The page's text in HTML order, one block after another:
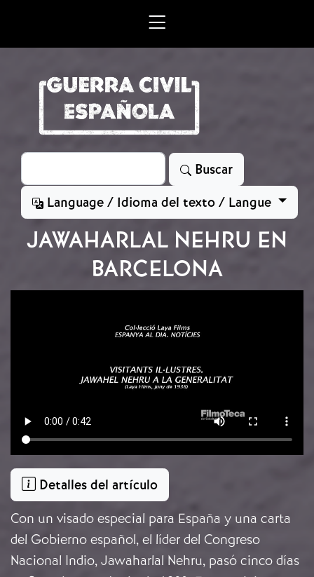
Search
Buscar
Language / Idioma del texto / Langue
JAWAHARLAL NEHRU EN
BARCELONA
Detalles del artículo
Con un visado especial para España y una carta
del Gobierno español, el líder del Congreso
Nacional Indio, Jawaharlal Nehru, pasó cinco días